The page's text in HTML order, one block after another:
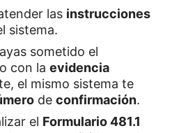
las instrucciones
sistema.
sometido el
con la evidencia
el mismo sistema te
de confirmación.
el Formulario 481.1